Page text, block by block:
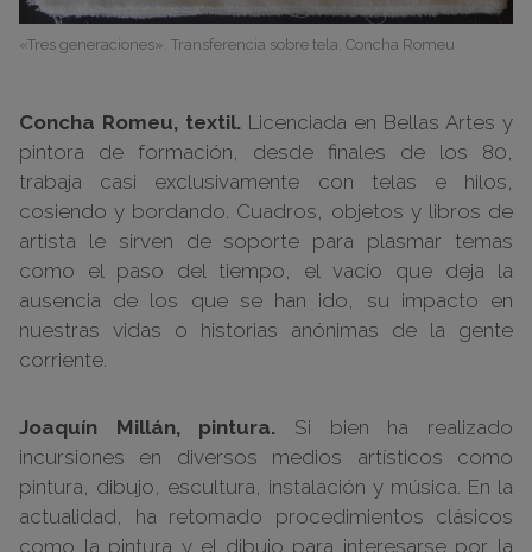
«Tres generaciones». Transferencia sobre tela. Concha Romeu
Concha Romeu, textil. Licenciada en Bellas Artes y
pintora de formación, desde finales de los 80,
trabaja casi exclusivamente con telas e hilos,
cosiendo y bordando. Cuadros, objetos y libros de
artista le sirven de soporte para plasmar temas
como el paso del tiempo, el vacío que deja la
ausencia de los que se han ido, su impacto en
nuestras vidas o historias anónimas de la gente
corriente.
Joaquín Millán, pintura. Si bien ha realizado
incursiones en diversos medios artísticos como
pintura, dibujo, escultura, instalación y música. En la
actualidad, ha retomado procedimientos clásicos
como la pintura y el dibujo para interesarse por la